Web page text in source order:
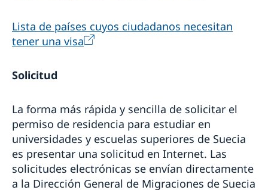
Lista de países cuyos ciudadanos necesitan
tener una visa
Solicitud
La forma más rápida y sencilla de solicitar el
permiso de residencia para estudiar en
universidades y escuelas superiores de Suecia
es presentar una solicitud en Internet. Las
solicitudes electrónicas se envían directamente
a la Dirección General de Migraciones de Suecia